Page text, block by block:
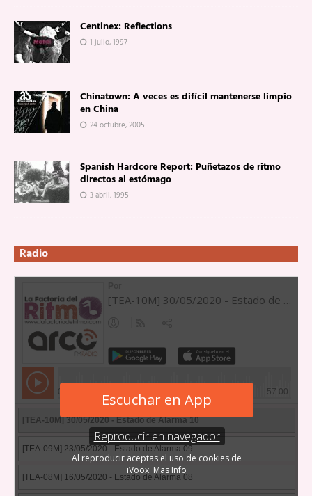
Centinex: Reflections
1 julio, 1997
Chinatown: A veces es difícil mantenerse limpio
en China
24 octubre, 2005
Spanish Hardcore Report: Puñetazos de ritmo
directos al estómago
3 abril, 1995
Radio